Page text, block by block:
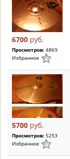
6700 руб.
Просмотров: 4869
Избранное
5700 руб.
Просмотров: 5253
Избранное